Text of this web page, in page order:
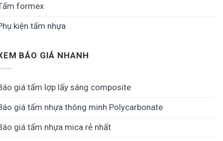
formex
kiện tấm nhựa
BÁO GIÁ NHANH
giá tấm lợp lấy sáng composite
giá tấm nhựa thông minh Polycarbonate
giá tấm nhựa mica rẻ nhất